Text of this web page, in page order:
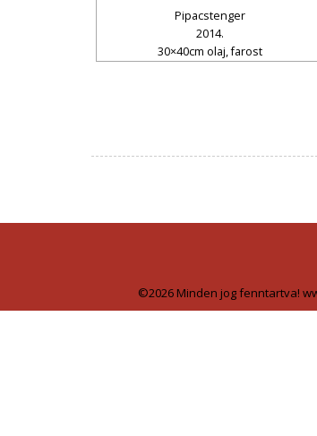
Pipacstenger
2014.
30×40cm olaj, farost
©2026 Minden jog fenntartva!